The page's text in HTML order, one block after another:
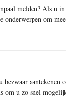
melden? Als u
onderwerpen om
om u zo snel